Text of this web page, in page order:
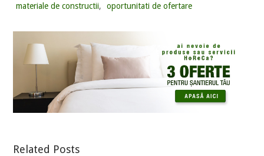
materiale de constructii, oportunitati de ofertare
Related Posts